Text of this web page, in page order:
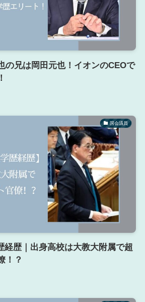
の兄は岡田元也！イオンのCEOで
国会議員
経歴｜出身高校は大教大附属で超
！？